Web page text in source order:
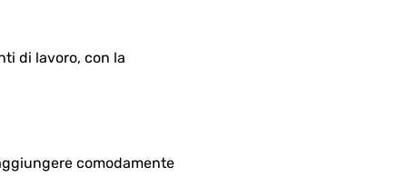
di lavoro, con la
comodamente